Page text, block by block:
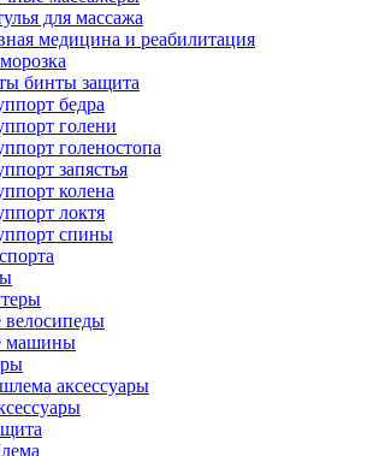
для массажа
медицина и реабилитация
бинты защита
бедра
голени
голеностопа
запястья
колена
локтя
спины
велосипеды
машины
аксессуары